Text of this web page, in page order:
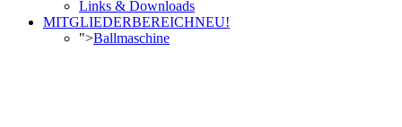
Links & Downloads
MITGLIEDERBEREICHNEU!
">Ballmaschine